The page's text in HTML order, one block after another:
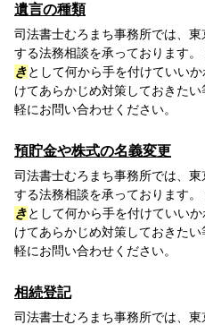
遺言の種類
司法書士むろまち事務所では、
する法務相談を承っております。
きとして何から手を付けていい
けてあらかじめ対策しておきた
軽にお問い合わせください。
預貯金や株式の名義変更
司法書士むろまち事務所では、
する法務相談を承っております。
きとして何から手を付けていい
けてあらかじめ対策しておきた
軽にお問い合わせください。
相続登記
司法書士むろまち事務所では、